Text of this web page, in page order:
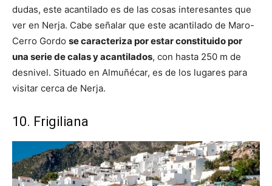
dudas, este acantilado es de las cosas interesantes que
ver en Nerja. Cabe señalar que este acantilado de Maro-
Cerro Gordo se caracteriza por estar constituido por
una serie de calas y acantilados, con hasta 250 m de
desnivel. Situado en Almuñécar, es de los lugares para
visitar cerca de Nerja.
10. Frigiliana